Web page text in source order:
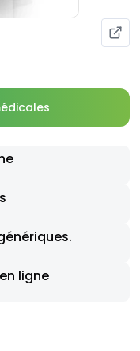
ligne